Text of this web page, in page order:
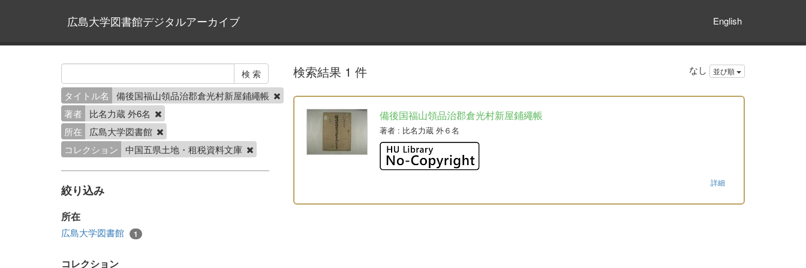
広島大学図書館デジタルアーカイブ English
タイトル名
備後国福山領品治郡倉光村新屋鋪繩帳
著者
比名力蔵 外6名
所在
広島大学図書館
コレクション
中国五県土地・租税資料文庫
絞り込み
所在
広島大学図書館 1
コレクション
検索結果 1 件 なし 並び順
備後国福山領品治郡倉光村新屋鋪繩帳
著者: 比名力蔵 外６名
詳細